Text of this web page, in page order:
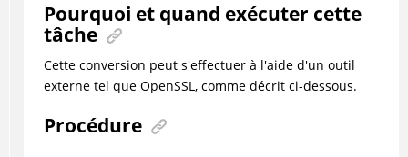
Pourquoi et quand exécuter cette
tâche
Cette conversion peut s'effectuer à l'aide d'un outil
externe tel que OpenSSL, comme décrit ci-dessous.
Procédure